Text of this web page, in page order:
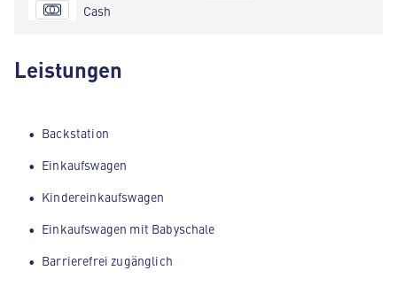
Cash
Leistungen
Backstation
Einkaufswagen
Kindereinkaufswagen
Einkaufswagen mit Babyschale
Barrierefrei zugänglich